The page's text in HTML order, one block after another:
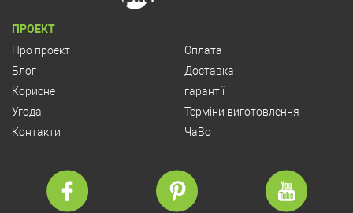
ПРОЕКТ
Про проект
Блог
Корисне
Угода
Контакти
Оплата
Доставка
гарантії
Терміни виготовлення
ЧаВо